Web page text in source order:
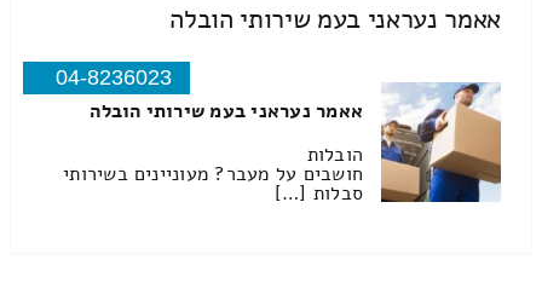
אאמר נעראני בעמ שירותי הובלה
04-8236023
אאמר נעראני בעמ שירותי הובלה
הובלות
חושבים על מעבר? מעוניינים בשירותי
סבלות […]